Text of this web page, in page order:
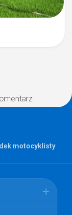
motocyklisty